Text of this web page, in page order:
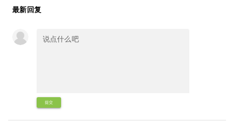
最新回复
提交